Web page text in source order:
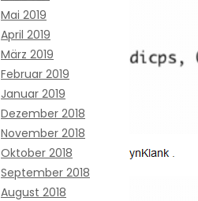
Mai 2019
April 2019
März 2019
Februar 2019
Januar 2019
Dezember 2018
November 2018
Oktober 2018
September 2018
August 2018